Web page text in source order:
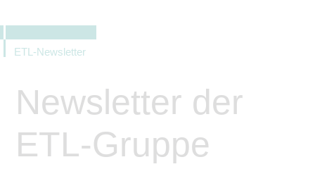
ETL-Newsletter
Newsletter der
ETL-Gruppe